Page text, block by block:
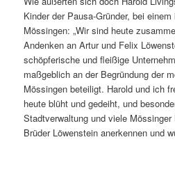
Kinder der Pausa-Gründer, bei
Mössingen: „Wir sind heute
Andenken an Artur und Felix
schöpferische und fleißige
maßgeblich an der Begründung der
Mössingen beteiligt. Harold und ich
heute blüht und gedeiht, und
Stadtverwaltung und viele
Brüder Löwenstein anerkennen und